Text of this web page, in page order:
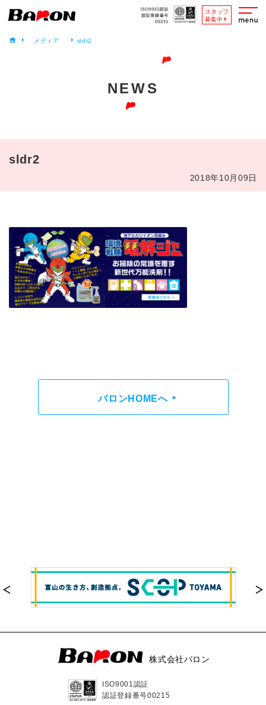
スタッフ
募集中
メディア sldr2
NEWS
sldr2
2018年10月09日
バロンHOMEへ
株式会社バロン
ISO9001認証
認証登録番号00215